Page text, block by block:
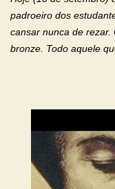
filhos. Mas isso não é o
padroeiro dos
cansar nunca de
bronze. Todo aquele
mim o teu fervor, a tua
ajudando-me e eu me
Glória… Amável
e entediante para